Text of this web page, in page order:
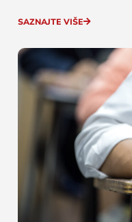
SAZNAJTE VIŠE